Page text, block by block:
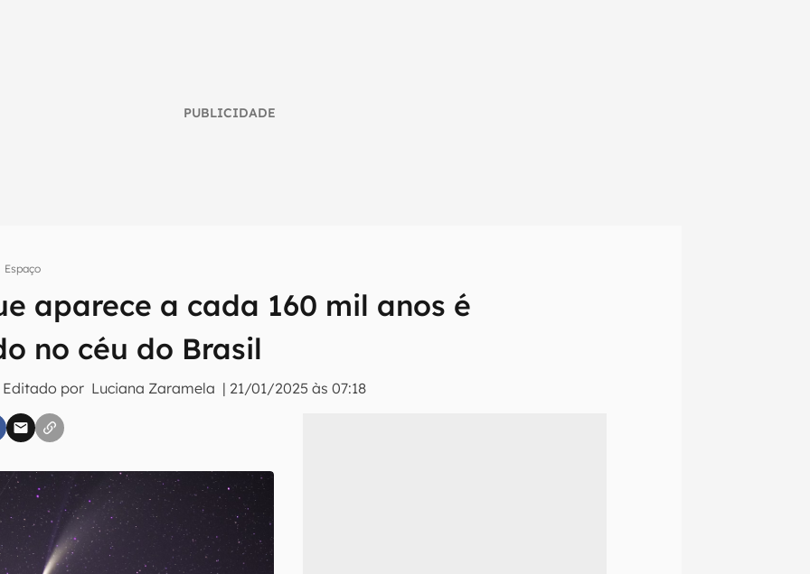
PUBLICIDADE
Espaço
aparece a cada 160 mil anos é
no céu do Brasil
Editado por Luciana Zaramela | 21/01/2025 às 07:18
inteligente do mundo tech!
do Canaltech e receba notícias e reviews sobre tecnologia em primeira
inscreva-se
aceito e concordo com os Termos de Uso e Política de Privacidade do Canaltech.